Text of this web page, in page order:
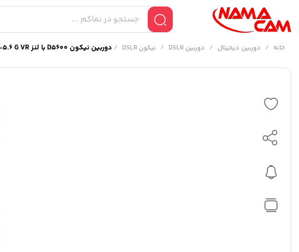
خانه / دوربین دیجیتال / دوربین DSLR / نیکون DSLR / دوربین نیکون D5600 با لنز Nikkor 18-55mm f/3.5-5.6 G VR